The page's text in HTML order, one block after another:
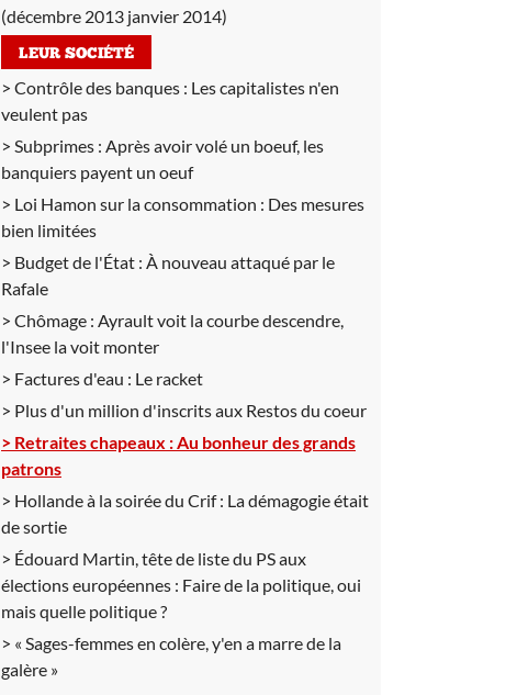
(décembre 2013 janvier 2014)
LEUR SOCIÉTÉ
Contrôle des banques : Les capitalistes n'en
veulent pas
Subprimes : Après avoir volé un boeuf, les
banquiers payent un oeuf
Loi Hamon sur la consommation : Des mesures
bien limitées
Budget de l'État : À nouveau attaqué par le
Rafale
Chômage : Ayrault voit la courbe descendre,
l'Insee la voit monter
Factures d'eau : Le racket
Plus d'un million d'inscrits aux Restos du coeur
Retraites chapeaux :Au bonheur des grands
patrons
Hollande à la soirée du Crif : La démagogie était
de sortie
Édouard Martin, tête de liste du PS aux
élections européennes : Faire de la politique, oui
mais quelle politique ?
« Sages-femmes en colère, y'en a marre de la
galère »